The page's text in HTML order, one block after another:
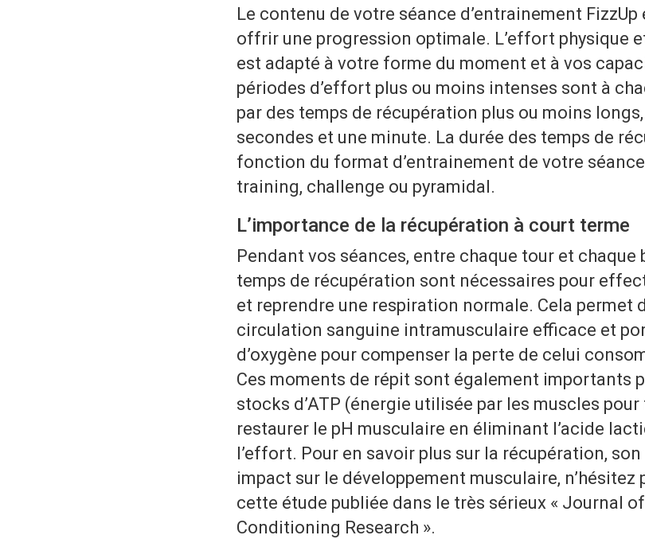
Le contenu de votre séance d’entrainement
offrir une progression optimale. L’effort physique
est adapté à votre forme du moment et à vos
périodes d’effort plus ou moins intenses sont à
par des temps de récupération plus ou moins
secondes et une minute. La durée des temps de
fonction du format d’entrainement de votre
training, challenge ou pyramidal.
L’importance de la récupération à court terme
Pendant vos séances, entre chaque tour et chaque
temps de récupération sont nécessaires pour
et reprendre une respiration normale. Cela permet
circulation sanguine intramusculaire efficace et
d’oxygène pour compenser la perte de celui
Ces moments de répit sont également importants
stocks d’ATP (énergie utilisée par les muscles
restaurer le pH musculaire en éliminant l’acide
l’effort. Pour en savoir plus sur la récupération,
impact sur le développement musculaire, n’hésitez
cette étude publiée dans le très sérieux « Journal
Conditioning Research ».